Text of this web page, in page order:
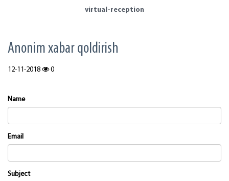
virtual-reception
Аnonim xabar qoldirish
12-11-2018 0
Name
Email
Subject